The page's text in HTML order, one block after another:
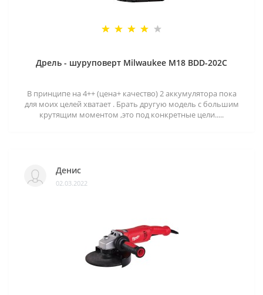
Дрель - шуруповерт Milwaukee M18 BDD-202C
В принципе на 4++ (цена+ качество) 2 аккумулятора пока
для моих целей хватает . Брать другую модель с большим
крутящим моментом ,это под конкретные цели.....
Денис
02.03.2022